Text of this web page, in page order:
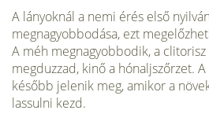
A lányoknál a nemi érés első
megnagyobbodása, ezt
A méh megnagyobbodik, a clitorisz
megduzzad, kinő a hónaljszőrzet.
később jelenik meg, amikor a
lassulni kezd.